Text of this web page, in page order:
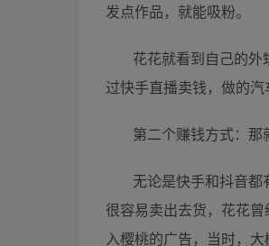
发点作品，就能吸粉。
花花就看到自己的
过快手直播卖钱，做的汽
第二个赚钱方式：那
无论是快手和抖音都
很容易卖出去货，花花
入樱桃的广告，当时，